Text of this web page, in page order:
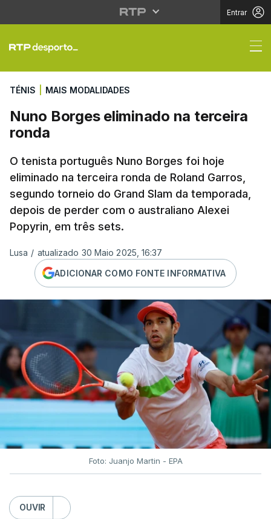
Entrar
Nuno Borges
TÉNIS MAIS MODALIDADES
Nuno Borges eliminado na terceira
ronda
O tenista português Nuno Borges foi hoje
eliminado na terceira ronda de Roland Garros,
segundo torneio do Grand Slam da temporada,
depois de perder com o australiano Alexei
Popyrin, em três sets.
Lusa / atualizado 30 Maio 2025, 16:37
ADICIONAR COMO FONTE INFORMATIVA
Foto: Juanjo Martin - EPA
OUVIR